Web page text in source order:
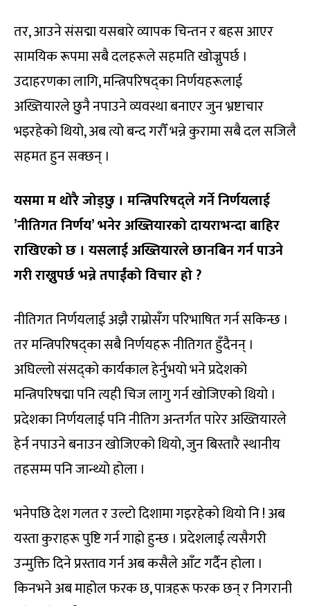
तर, आउने संसद्मा यसबारे व्यापक चिन्तन र बहस आएर
सामयिक रूपमा सबै दलहरूले सहमति खोज्नुपर्छ ।
उदाहरणका लागि, मन्त्रिपरिषद्का निर्णयहरूलाई
अख्तियारले छुनै नपाउने व्यवस्था बनाएर जुन भ्रष्टाचार
भइरहेको थियो, अब त्यो बन्द गरौँ भन्ने कुरामा सबै दल सजिलै
सहमत हुन सक्छन् ।
यसमा म थोरै जोड्छु । मन्त्रिपरिषद्ले गर्ने निर्णयलाई
’नीतिगत निर्णय’ भनेर अख्तियारको दायराभन्दा बाहिर
राखिएको छ । यसलाई अख्तियारले छानबिन गर्न पाउने
गरी राख्नुपर्छ भन्ने तपाईंको विचार हो?
नीतिगत निर्णयलाई अझै राम्रोसँग परिभाषित गर्न सकिन्छ ।
तर मन्त्रिपरिषद्का सबै निर्णयहरू नीतिगत हुँदैनन् ।
अघिल्लो संसद्को कार्यकाल हेर्नुभयो भने प्रदेशको
मन्त्रिपरिषद्मा पनि त्यही चिज लागु गर्न खोजिएको थियो ।
प्रदेशका निर्णयलाई पनि नीतिग अन्तर्गत पारेर अख्तियारले
हेर्न नपाउने बनाउन खोजिएको थियो, जुन बिस्तारै स्थानीय
तहसम्म पनि जान्थ्यो होला ।
भनेपछि देश गलत र उल्टो दिशामा गइरहेको थियो नि ! अब
यस्ता कुराहरू पुष्टि गर्न गाह्रो हुन्छ । प्रदेशलाई त्यसैगरी
उन्मुक्ति दिने प्रस्ताव गर्न अब कसैले आँट गर्दैन होला ।
किनभने अब माहोल फरक छ, पात्रहरू फरक छन् र निगरानी